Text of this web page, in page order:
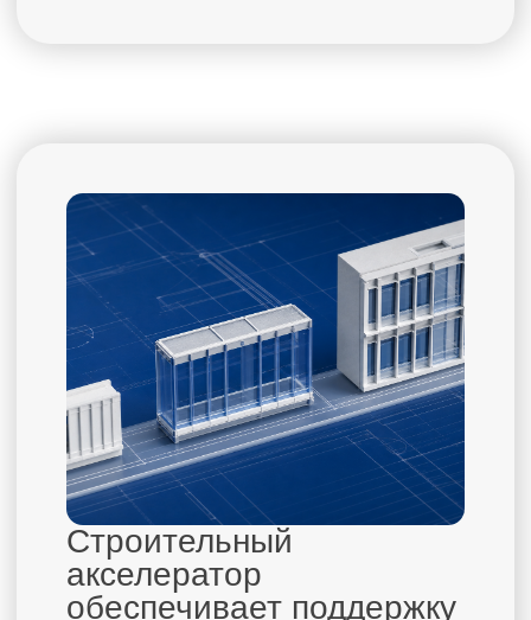
ПО ВОПРОСАМ
ВЗАИМОДЕЙСТВИЯ С
ДЕПАРТАМЕНТОМ
ОБРАЩАЙТЕСЬ
Директор департамента
Пичугин Владимир
Олегович
pichuginvo@yandex.ru
+7 (916) 068-83-